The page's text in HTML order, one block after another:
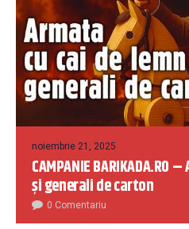
noiembrie 21, 2025
CAMPANIE
și generali de carton
0 Comentariu